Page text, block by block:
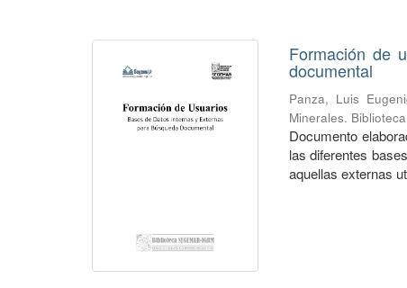
Formación de
documental
Panza, Luis
Minerales.
Documento
las diferentes
aquellas externas